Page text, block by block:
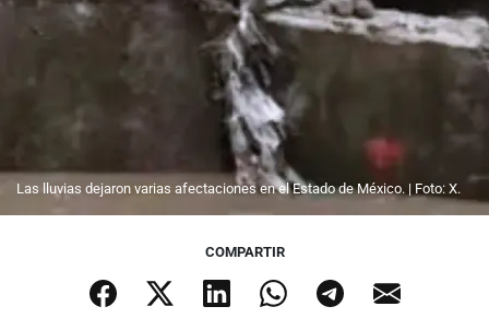
Las lluvias dejaron varias afectaciones en el Estado de México. | Foto: X.
COMPARTIR